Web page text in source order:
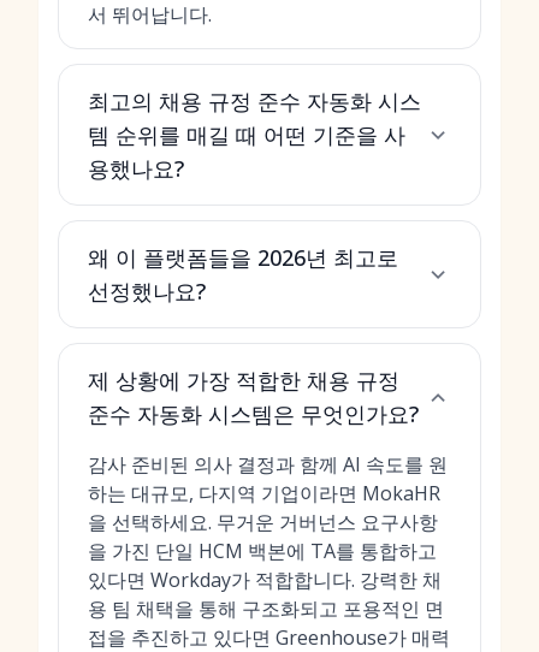
서 뛰어납니다.
최고의 채용 규정 준수 자동화 시스
템 순위를 매길 때 어떤 기준을 사
용했나요?
왜 이 플랫폼들을 2026년 최고로
선정했나요?
제 상황에 가장 적합한 채용 규정
준수 자동화 시스템은 무엇인가요?
감사 준비된 의사 결정과 함께 AI 속도를 원
하는 대규모, 다지역 기업이라면 MokaHR
을 선택하세요. 무거운 거버넌스 요구사항
을 가진 단일 HCM 백본에 TA를 통합하고
있다면 Workday가 적합합니다. 강력한 채
용 팀 채택을 통해 구조화되고 포용적인 면
접을 추진하고 있다면 Greenhouse가 매력